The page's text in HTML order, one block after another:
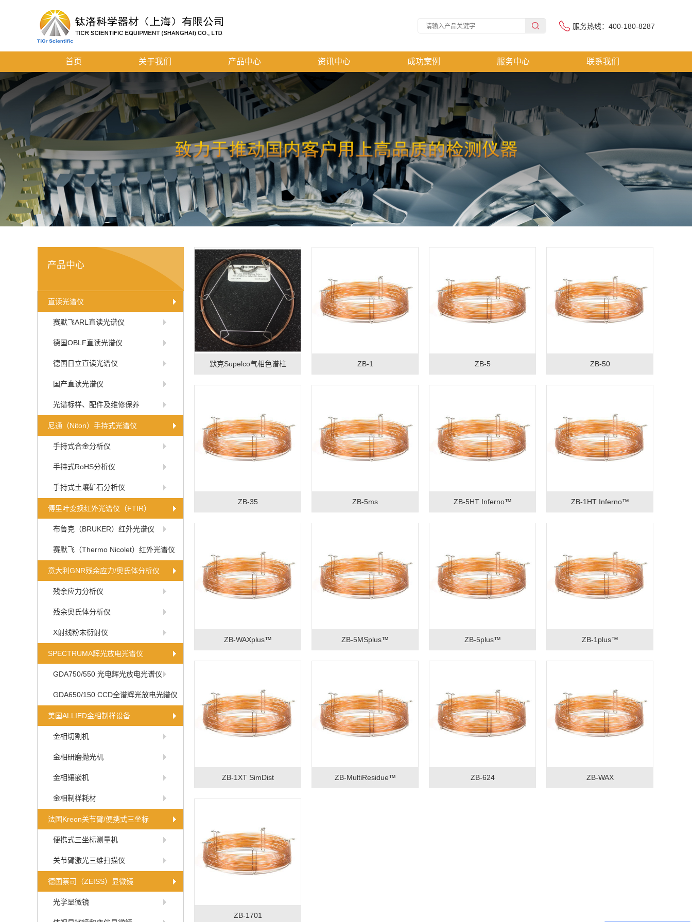
服务热线：400-180-8287
首页 关于我们 产品中心 资讯中心 成功案例 服务中心 联系我们
产品中心
直读光谱仪
赛默飞ARL直读光谱仪
德国OBLF直读光谱仪
德国日立直读光谱仪
国产直读光谱仪
光谱标样、配件及维修保养
尼通（Niton）手持式光谱仪
手持式合金分析仪
手持式RoHS分析仪
手持式土壤矿石分析仪
傅里叶变换红外光谱仪（FTIR）
布鲁克（BRUKER）红外光谱仪
赛默飞（Thermo Nicolet）红外光谱仪
意大利GNR残余应力/奥氏体分析仪
残余应力分析仪
残余奥氏体分析仪
X射线粉末衍射仪
SPECTRUMA辉光放电光谱仪
GDA750/550 光电辉光放电光谱仪
GDA650/150 CCD全谱辉光放电光谱仪
美国ALLIED金相制样设备
金相切割机
金相研磨抛光机
金相镶嵌机
金相制样耗材
法国Kreon关节臂/便携式三坐标
便携式三坐标测量机
关节臂激光三维扫描仪
德国蔡司（ZEISS）显微镜
光学显微镜
默克Supelco气相色谱柱 ZB-1 ZB-5 ZB-50
ZB-35 ZB-5ms ZB-5HT Inferno™ ZB-1HT Inferno™
ZB-WAXplus™ ZB-5MSplus™ ZB-5plus™ ZB-1plus™
ZB-1XT SimDist ZB-MultiResidue™ ZB-624 ZB-WAX
ZB-1701